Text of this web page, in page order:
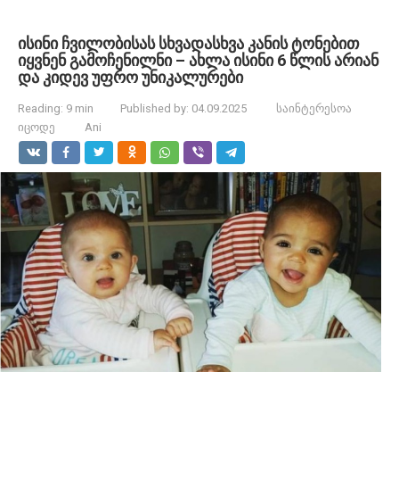
ისინი ჩვილობისას სხვადასხვა კანის ტონებით
იყვნენ გამოჩენილნი – ახლა ისინი 6 წლის არიან
და კიდევ უფრო უნიკალურები
Reading: 9 min Published by: 04.09.2025
საინტერესოა
იცოდე
Ani